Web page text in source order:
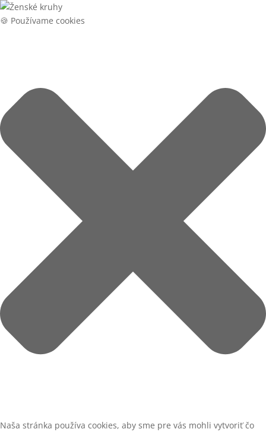
🍪 Používame cookies
Naša stránka používa cookies, aby sme pre vás mohli vytvoriť čo